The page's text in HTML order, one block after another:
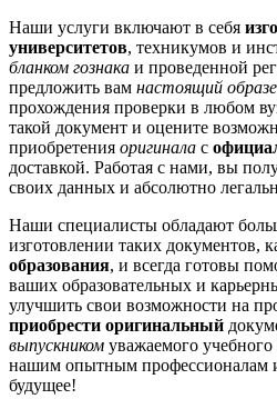
Наши услуги включают в себя
университетов, техникумов и
бланком гознака и проведенной
предложить вам настоящий
прохождения проверки в любом
такой документ и оцените
приобретения оригинала с
доставкой. Работая с нами, вы
своих данных и абсолютно
Наши специалисты обладают
изготовлении таких документов,
образования, и всегда готовы
ваших образовательных и
улучшить свои возможности на
приобрести оригинальный
выпускником уважаемого учебного
нашим опытным профессионалам и
будущее!